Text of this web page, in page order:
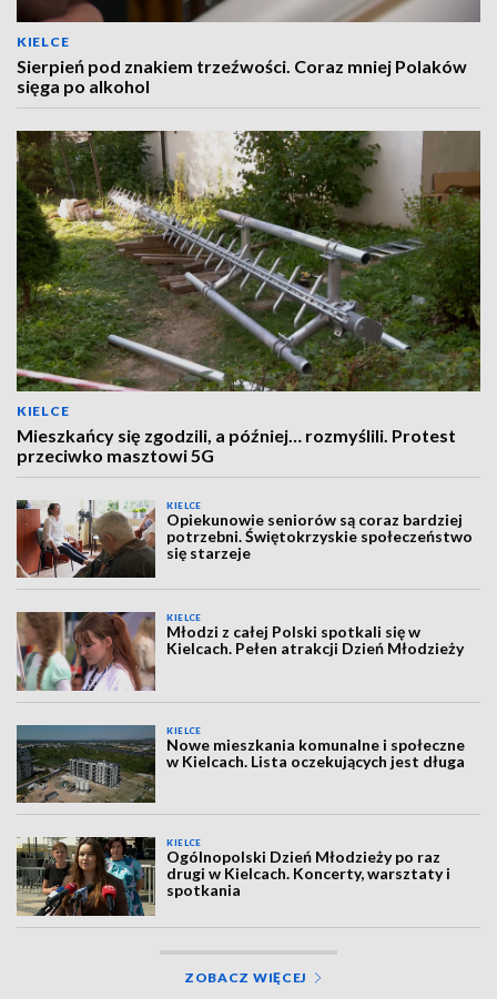
KIELCE
Sierpień pod znakiem trzeźwości. Coraz mniej Polaków
sięga po alkohol
KIELCE
Mieszkańcy się zgodzili, a później… rozmyślili. Protest
przeciwko masztowi 5G
KIELCE
Opiekunowie seniorów są coraz bardziej
potrzebni. Świętokrzyskie społeczeństwo
się starzeje
KIELCE
Młodzi z całej Polski spotkali się w
Kielcach. Pełen atrakcji Dzień Młodzieży
KIELCE
Nowe mieszkania komunalne i społeczne
w Kielcach. Lista oczekujących jest długa
KIELCE
Ogólnopolski Dzień Młodzieży po raz
drugi w Kielcach. Koncerty, warsztaty i
spotkania
ZOBACZ WIĘCEJ